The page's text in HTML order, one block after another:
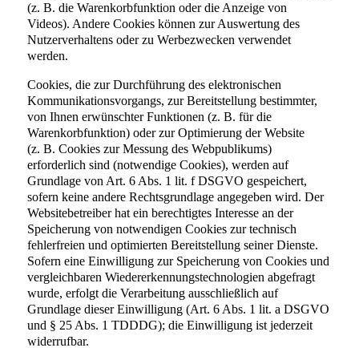
(z. B. die Warenkorbfunktion oder die Anzeige von
Videos). Andere Cookies können zur Auswertung des
Nutzerverhaltens oder zu Werbezwecken verwendet
werden.
Cookies, die zur Durchführung des elektronischen
Kommunikationsvorgangs, zur Bereitstellung bestimmter,
von Ihnen erwünschter Funktionen (z. B. für die
Warenkorbfunktion) oder zur Optimierung der Website
(z. B. Cookies zur Messung des Webpublikums)
erforderlich sind (notwendige Cookies), werden auf
Grundlage von Art. 6 Abs. 1 lit. f DSGVO gespeichert,
sofern keine andere Rechtsgrundlage angegeben wird. Der
Websitebetreiber hat ein berechtigtes Interesse an der
Speicherung von notwendigen Cookies zur technisch
fehlerfreien und optimierten Bereitstellung seiner Dienste.
Sofern eine Einwilligung zur Speicherung von Cookies und
vergleichbaren Wiedererkennungstechnologien abgefragt
wurde, erfolgt die Verarbeitung ausschließlich auf
Grundlage dieser Einwilligung (Art. 6 Abs. 1 lit. a DSGVO
und § 25 Abs. 1 TDDDG); die Einwilligung ist jederzeit
widerrufbar.